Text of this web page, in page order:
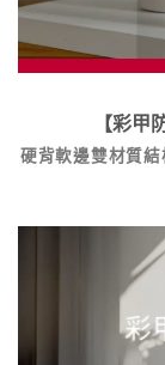
【彩甲
硬背軟邊雙材質
彩